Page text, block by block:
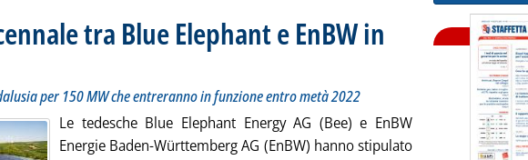
tra Blue Elephant e EnBW in
per 150 MW che entreranno in funzione entro metà 2022
Le tedesche Blue Elephant Energy AG (Bee) e EnBW
Energie Baden-Württemberg AG (EnBW) hanno stipulato